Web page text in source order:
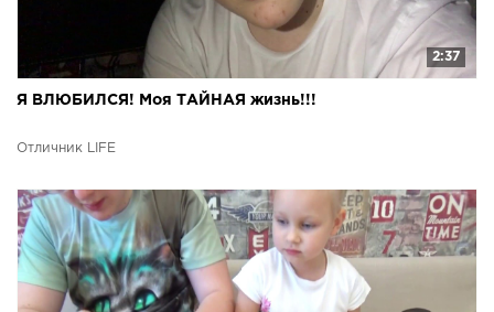
2:37
Я ВЛЮБИЛСЯ! Моя ТАЙНАЯ жизнь!!!
Отличник LIFE